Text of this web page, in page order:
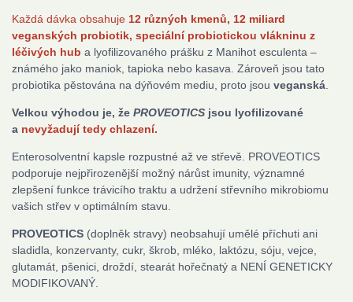
Každá dávka obsahuje 12 různých kmenů, 12 miliard
veganských probiotik, speciální probiotickou vlákninu z
léčivých hub a lyofilizovaného prášku z Manihot esculenta –
známého jako maniok, tapioka nebo kasava. Zároveň jsou tato
probiotika pěstována na dýňovém mediu, proto jsou veganská
Velkou výhodou je, že PROVEOTICS jsou lyofilizované
a nevyžadují tedy chlazení.
Enterosolventní kapsle rozpustné až ve střevě. PROVEOTICS
podporuje nejpřirozenější možný nárůst imunity, významné
zlepšení funkce trávicího traktu a udržení střevního mikrobiomu
vašich střev v optimálním stavu.
PROVEOTICS (doplněk stravy) neobsahují umělé příchuti ani
sladidla, konzervanty, cukr, škrob, mléko, laktózu, sóju, vejce,
glutamát, pšenici, droždí, stearát hořečnatý a NENÍ GENETICKY
MODIFIKOVANÝ.